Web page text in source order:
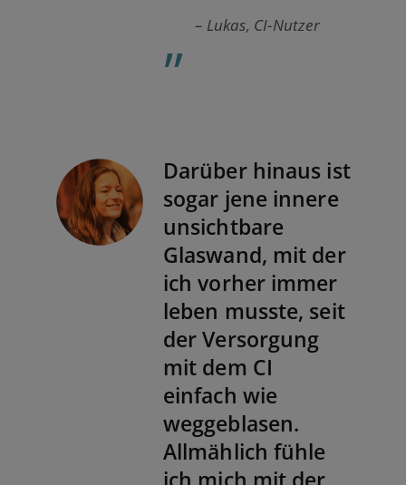
„ – Lukas, CI-Nutzer
Darüber hinaus ist
sogar jene innere
unsichtbare
Glaswand, mit der
ich vorher immer
leben musste, seit
der Versorgung
mit dem CI
einfach wie
weggeblasen.
Allmählich fühle